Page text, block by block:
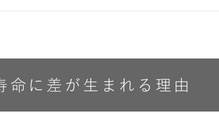
命に差が生まれる理由